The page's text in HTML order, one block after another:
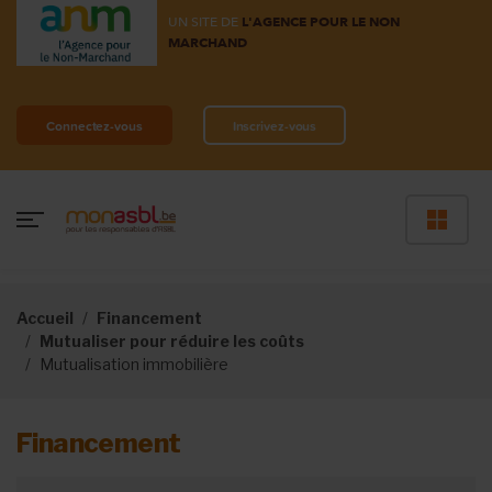
UN SITE DE L'AGENCE POUR LE NON
MARCHAND
Connectez-vous Inscrivez-vous
Accueil
Financement
Mutualiser pour réduire les coûts
Mutualisation immobilière
Financement